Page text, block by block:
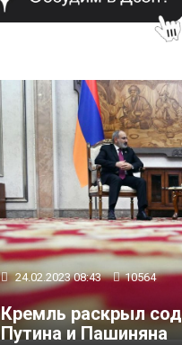
24.02.2023 08:43 10564
Кремль раскрыл
Путина и Пашиняна